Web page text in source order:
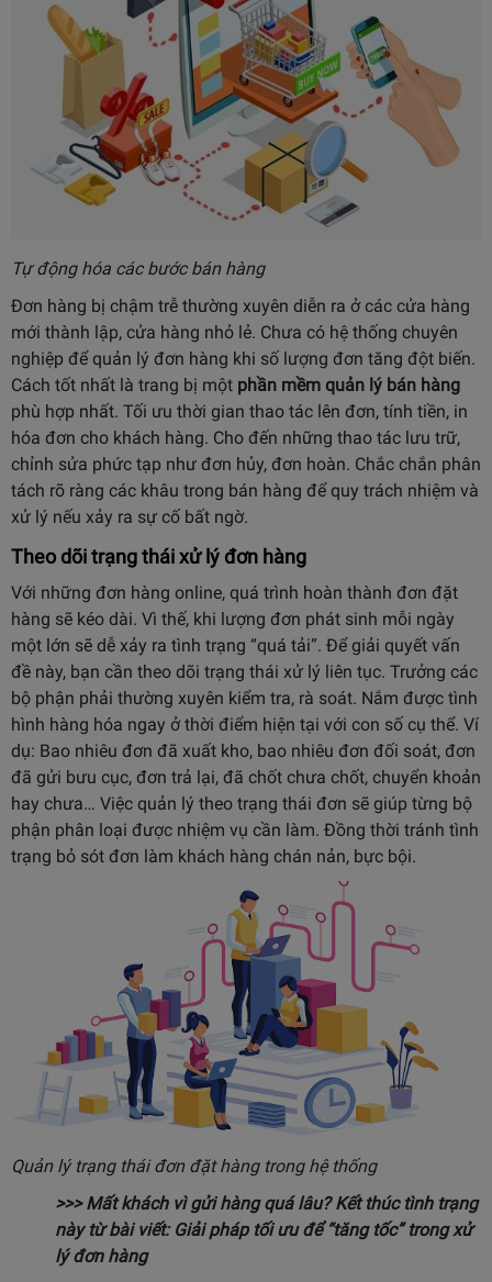
Tự động hóa các bước bán hàng
Đơn hàng bị chậm trễ thường xuyên diễn ra ở các cửa hàng
mới thành lập, cửa hàng nhỏ lẻ. Chưa có hệ thống chuyên
nghiệp để quản lý đơn hàng khi số lượng đơn tăng đột biến.
Cách tốt nhất là trang bị một phần mềm quản lý bán hàng
phù hợp nhất. Tối ưu thời gian thao tác lên đơn, tính tiền, in
hóa đơn cho khách hàng. Cho đến những thao tác lưu trữ,
chỉnh sửa phức tạp như đơn hủy, đơn hoàn. Chắc chắn phân
tách rõ ràng các khâu trong bán hàng để quy trách nhiệm và
xử lý nếu xảy ra sự cố bất ngờ.
Theo dõi trạng thái xử lý đơn hàng
Với những đơn hàng online, quá trình hoàn thành đơn đặt
hàng sẽ kéo dài. Vì thế, khi lượng đơn phát sinh mỗi ngày
một lớn sẽ dễ xảy ra tình trạng “quá tải”. Để giải quyết vấn
đề này, bạn cần theo dõi trạng thái xử lý liên tục. Trưởng các
bộ phận phải thường xuyên kiểm tra, rà soát. Nắm được tình
hình hàng hóa ngay ở thời điểm hiện tại với con số cụ thể. Ví
dụ: Bao nhiêu đơn đã xuất kho, bao nhiêu đơn đối soát, đơn
đã gửi bưu cục, đơn trả lại, đã chốt chưa chốt, chuyển khoản
hay chưa… Việc quản lý theo trạng thái đơn sẽ giúp từng bộ
phận phân loại được nhiệm vụ cần làm. Đồng thời tránh tình
trạng bỏ sót đơn làm khách hàng chán nản, bực bội.
Quản lý trạng thái đơn đặt hàng trong hệ thống
>>> Mất khách vì gửi hàng quá lâu? Kết thúc tình trạng
này từ bài viết: Giải pháp tối ưu để “tăng tốc” trong xử
lý đơn hàng